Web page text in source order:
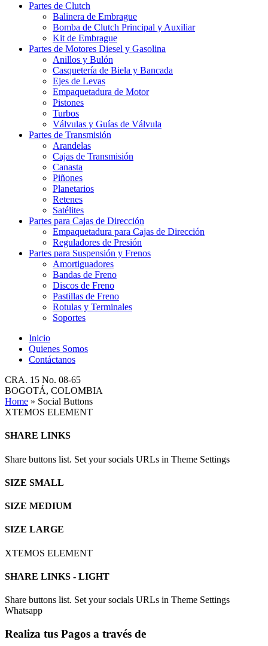
Partes de Clutch
Balinera de Embrague
Bomba de Clutch Principal y Auxiliar
Kit de Embrague
Partes de Motores Diesel y Gasolina
Anillos y Bulón
Casquetería de Biela y Bancada
Ejes de Levas
Empaquetadura de Motor
Pistones
Turbos
Válvulas y Guías de Válvula
Partes de Transmisión
Arandelas
Cajas de Transmisión
Canasta
Piñones
Planetarios
Retenes
Satélites
Partes para Cajas de Dirección
Empaquetadura para Cajas de Dirección
Reguladores de Presión
Partes para Suspensión y Frenos
Amortiguadores
Bandas de Freno
Discos de Freno
Pastillas de Freno
Rotulas y Terminales
Soportes
Inicio
Quienes Somos
Contáctanos
CRA. 15 No. 08-65
BOGOTÁ, COLOMBIA
Home » Social Buttons
XTEMOS ELEMENT
SHARE LINKS
Share buttons list. Set your socials URLs in Theme Settings
SIZE SMALL
SIZE MEDIUM
SIZE LARGE
XTEMOS ELEMENT
SHARE LINKS - LIGHT
Share buttons list. Set your socials URLs in Theme Settings
Whatsapp
Realiza tus Pagos a través de